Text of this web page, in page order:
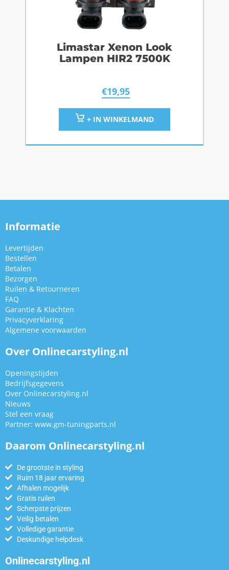
Limastar Xenon Look
Lampen HIR2 7500K
€19,95
+ IN WINKELMAND
Informatie
Levertijden
Bestellen
Betalen
Bezorgen
Ruilen & Retourneren
FAQ
Garantie & Klachten
Privacyverklaring
Algemene voorwaarden
Over Onlinecarstyling.nl
Openingstijden
Bedrijfsgegevens
Over Onlinecarstyling.nl
Nieuws
Stel een vraag
Partner: www.gm-tuningparts.nl
Daarom Onlinecarstyling.nl
De grootste in styling
Ruim 18 jaar ervaring
Afhalen mogelijk
Gratis ruilen
Scherpste prijzen
Veilig betalen
Volledige garantie
Deskundige helpdesk
Onlinecarstyling.nl